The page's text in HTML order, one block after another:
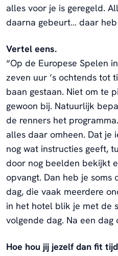
alles voor je is geregeld.
daarna gebeurt… daar heb
Vertel eens.
“Op de Europese Spelen
zeven uur ’s ochtends tot
baan gestaan. Niet om te
gewoon bij. Natuurlijk
de renners het
alles daar omheen. Dat je
nog wat instructies geeft,
door nog beelden bekijkt
opvangt. Dan heb je soms
dag, die vaak meerdere
in het hotel blik je met de
volgende dag. Na een dag
Hoe hou jij jezelf dan fit